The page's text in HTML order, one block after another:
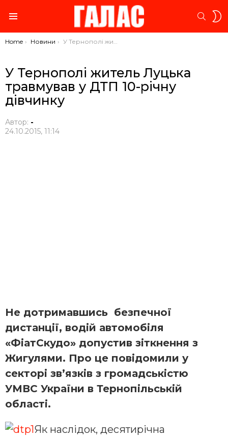
You are here:
Home Новини У Тернополі житель Луцька травмував у ДТП 10-річну дівчинку
У Тернополі житель Луцька
травмував у ДТП 10-річну
дівчинку
Автор: -
24.10.2015, 11:14
Не дотримавшись безпечної
дистанції, водій автомобіля
«ФіатСкудо» допустив зіткнення з
Жигулями. Про це повідомили у
секторі зв’язків з громадськістю
УМВС України в Тернопільській
області.
Як наслідок, десятирічна